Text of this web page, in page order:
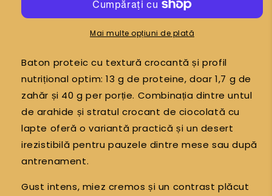
Mai multe opțiuni de plată
Baton proteic cu textură crocantă și profil
nutrițional optim: 13 g de proteine, doar 1,7 g de
zahăr și 40 g per porție. Combinația dintre untul
de arahide și stratul crocant de ciocolată cu
lapte oferă o variantă practică și un desert
irezistibilă pentru pauzele dintre mese sau după
antrenament.
Gust intens, miez cremos și un contrast plăcut